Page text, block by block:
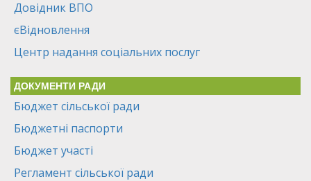
Довідник ВПО
єВідновлення
Центр надання соціальних послуг
ДОКУМЕНТИ РАДИ
Бюджет сільської ради
Бюджетні паспорти
Бюджет участі
Регламент сільської ради